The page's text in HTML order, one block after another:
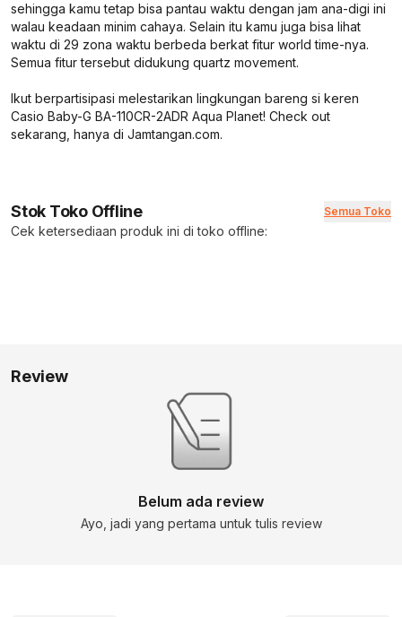
sehingga kamu tetap bisa pantau waktu dengan jam ana-digi ini
walau keadaan minim cahaya. Selain itu kamu juga bisa lihat
waktu di 29 zona waktu berbeda berkat fitur world time-nya.
Semua fitur tersebut didukung quartz movement.
Ikut berpartisipasi melestarikan lingkungan bareng si keren
Casio Baby-G BA-110CR-2ADR Aqua Planet! Check out
sekarang, hanya di Jamtangan.com.
Stok Toko Offline Semua Toko
Cek ketersediaan produk ini di toko offline:
Review
Belum ada review
Ayo, jadi yang pertama untuk tulis review